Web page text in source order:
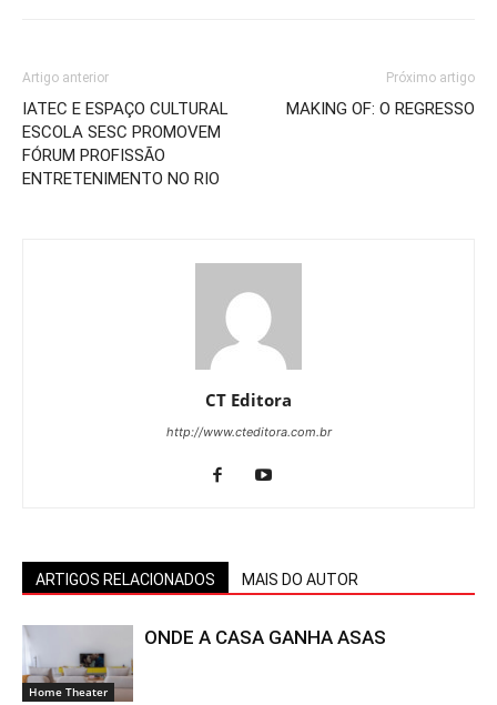
Artigo anterior
IATEC E ESPAÇO CULTURAL
ESCOLA SESC PROMOVEM
FÓRUM PROFISSÃO
ENTRETENIMENTO NO RIO
Próximo artigo
MAKING OF: O REGRESSO
CT Editora
http://www.cteditora.com.br
ARTIGOS RELACIONADOS MAIS DO AUTOR
Home Theater
ONDE A CASA GANHA ASAS